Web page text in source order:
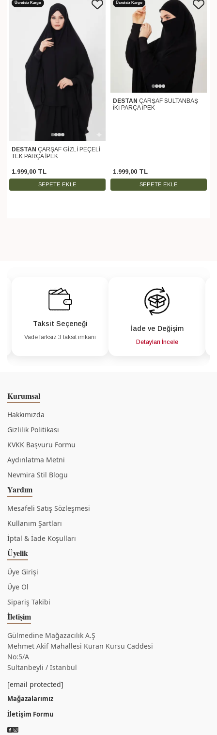
Ücretsiz Kargo
DESTAN ÇARŞAF GİZLİ PEÇELİ
TEK PARÇA İPEK
1.999,00 TL
SEPETE EKLE
Ücretsiz Kargo
DESTAN ÇARŞAF SULTANBAŞ
İKİ PARÇA İPEK
1.999,00 TL
SEPETE EKLE
Taksit Seçeneği
Vade farksız 3 taksit imkanı
İade ve Değişim
Detayları İncele
Kurumsal
Hakkımızda
Gizlilik Politikası
KVKK Başvuru Formu
Aydınlatma Metni
Nevmira Stil Blogu
Yardım
Mesafeli Satış Sözleşmesi
Kullanım Şartları
İptal & İade Koşulları
Üyelik
Üye Girişi
Üye Ol
Sipariş Takibi
İletişim
Gülmedine Mağazacılık A.Ş
Mehmet Akif Mahallesi Kuran Kursu Caddesi
No:5/A
Sultanbeyli / İstanbul
[email protected]
Mağazalarımız
İletişim Formu